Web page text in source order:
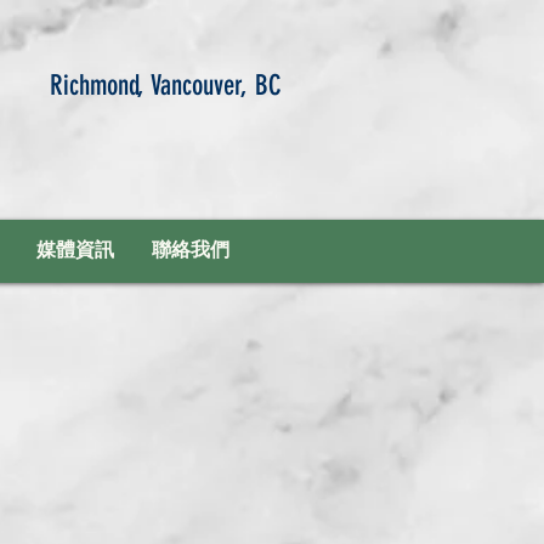
Richmond, Vancouver, BC
媒體資訊 聯絡我們